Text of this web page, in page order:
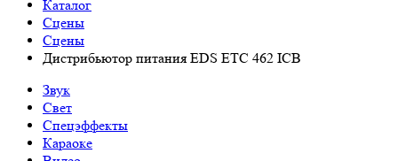
Каталог
Сцены
Сцены
Дистрибьютор питания EDS ETC 462 ICB
Звук
Свет
Спецэффекты
Караоке